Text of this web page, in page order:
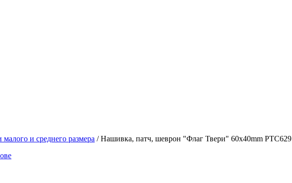
и среднего размера /Нашивка, патч, шеврон "Флаг Твери" 60x40mm PTC629